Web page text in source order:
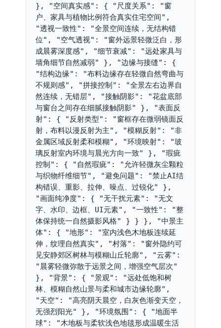
}, "空间真实感": { "尺度关系": "窗
户、家具与植物比例符合真实住宅空间",
"透视一致性": "全景空间连续，无结构错
位", "空气透视": "窗外远景轻微泛白，形
成晨雾深度感", "细节衰减": "远处家具与
墙角细节自然减弱" }, "边缘与接缝": {
"结构边缘": "布料边缘存在轻微自然弯曲与
不规则感", "拼接控制": "全景左右边界自
然连续，无错层", "接触阴影": "花盆底部
与窗台之间存在细腻接触阴影" }, "表面反
射": { "反射类型": "窗框存在微弱镜面反
射，布料以漫反射为主", "模糊反射": "非
金属区域反射柔和模糊", "环境映射": "玻
璃反射室内环境与晨光方向一致" }, "瑕疵
控制": { "自然瑕疵": "允许轻微灰尘颗粒
与织物纤维细节", "避免问题": "禁止AI结
构错误、重影、拉伸、噪点、过锐化" },
"画面纯净度": { "无干扰元素": "无文
字、水印、边框、UI元素", "一致性": "整
体保持统一自然摄影风格" } } }, "中景主
体": { "地形": "室内浅色木地板连续延
伸，纹理自然真实", "村落": "窗外隐约可
见安静郊区树林与模糊山丘轮廓", "云雾":
"晨雾轻微弥散于远景之间，增强空气层次"
}, "背景": { "景观": "远处低饱和树
林、模糊自然山景与柔和城市边缘轮廓",
"天空": "高亮阴天晨空，白灰色渐变天空，
无强烈阳光" }, "环境氛围": { "地面半
球": "木地板与柔软浅色地毯形成温暖生活